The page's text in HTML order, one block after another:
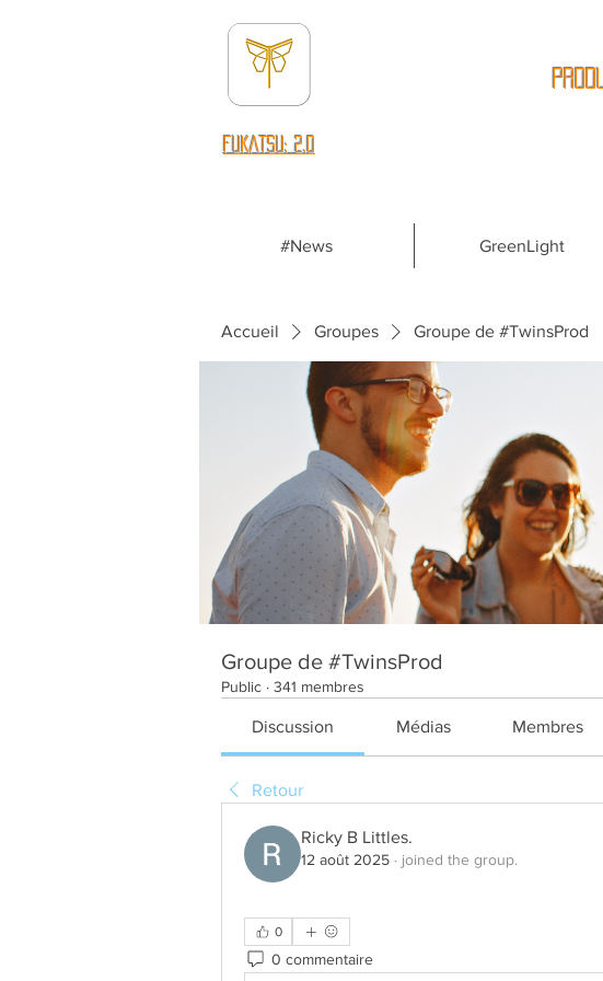
fUKATSU: 2.0
#News GreenLight
Accueil Groupes Groupe de #TwinsProd
Groupe de #TwinsProd
Public · 341 membres
Discussion Médias Membres
Retour
Ricky B Littles.
12 août 2025 · joined the group.
0
0 commentaire